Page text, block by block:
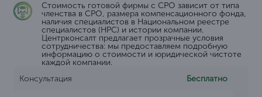
Стоимость готовой фирмы с СРО зависит от типа
членства в СРО, размера компенсационного фонда,
наличия специалистов в Национальном реестре
специалистов (НРС) и истории компании.
Центрконсалт предлагает прозрачные условия
сотрудничества: мы предоставляем подробную
информацию о стоимости и юридической чистоте
каждой компании.
Консультация
Бесплатно